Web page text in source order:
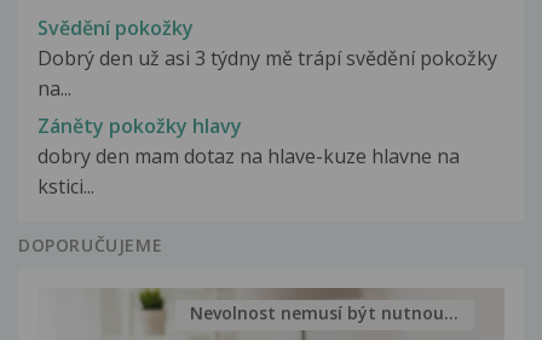
Svědění pokožky
Dobrý den už asi 3 týdny mě trápí svědění pokožky
na...
Záněty pokožky hlavy
dobry den mam dotaz na hlave-kuze hlavne na
kstici...
DOPORUČUJEME
Nevolnost nemusí být nutnou...